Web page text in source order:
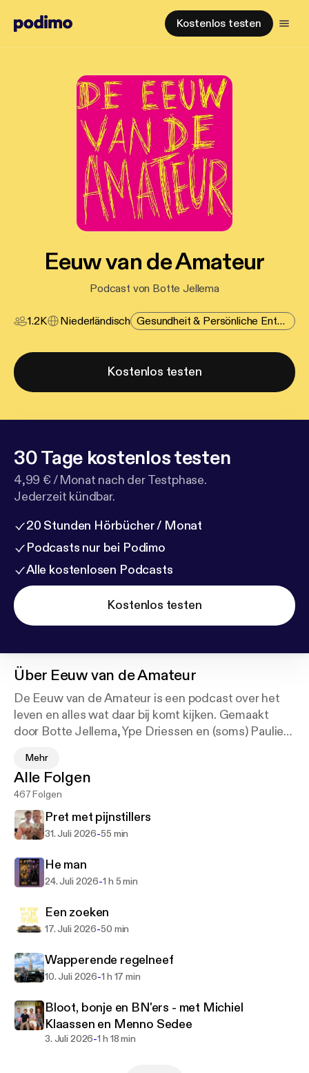
Kostenlos testen
Eeuw van de Amateur
Podcast von Botte Jellema
1.2K Niederländisch Gesundheit & Persönliche Entwicklung
Kostenlos testen
30 Tage kostenlos testen
4,99 € / Monat nach der Testphase.
Jederzeit kündbar.
20 Stunden Hörbücher / Monat
Podcasts nur bei Podimo
Alle kostenlosen Podcasts
Kostenlos testen
Über Eeuw van de Amateur
De Eeuw van de Amateur is een podcast over het
leven en alles wat daar bij komt kijken. Gemaakt
door Botte Jellema, Ype Driessen en (soms) Paulien
kwesties en levensvragen, met een knipoog, een
regenboogvlag, voicemailberichten van de Eeuw-o-
Foon, de post en natuurlijk de rubriek die niemand
zat is: de theezakjesvraag.
Mehr
Alle Folgen
467 Folgen
Pret met pijnstillers
31. Juli 2026-55 min
He man
24. Juli 2026-1 h 5 min
Een zoeken
17. Juli 2026-50 min
Wapperende regelneef
10. Juli 2026-1 h 17 min
Bloot, bonje en BN'ers - met Michiel
Klaassen en Menno Sedee
3. Juli 2026-1 h 18 min